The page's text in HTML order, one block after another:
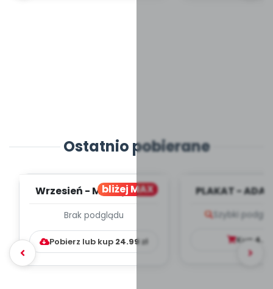
Ostatnio pobierane
bliżej MAX
Wrzesień - MIESIĘCZNY
WYCHOWAWCZO –
DYDAKTYC...
Brak podglądu
Pobierz lub kup 24.99zł
PLAKAT -
Szybki
Kup